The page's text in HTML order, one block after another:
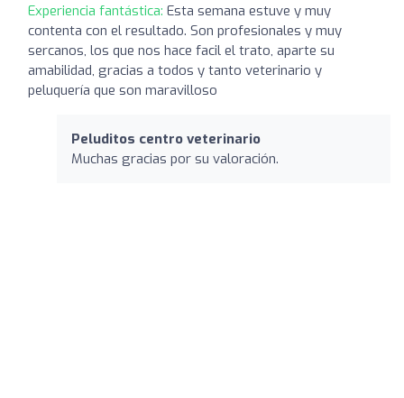
Experiencia fantástica: Esta semana estuve y muy
contenta con el resultado. Son profesionales y muy
sercanos, los que nos hace facil el trato, aparte su
amabilidad, gracias a todos y tanto veterinario y
peluquería que son maravilloso
Peluditos centro veterinario
Muchas gracias por su valoración.